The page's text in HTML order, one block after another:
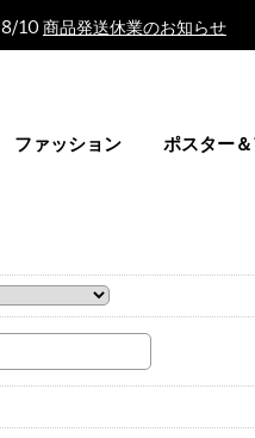
10 商品発送休業のお知らせ
ファッション ポスター